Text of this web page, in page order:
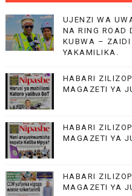
UJENZI WA
NA RING ROAD
KUBWA –
YAKAMILIKA.
HABARI
MAGAZETI YA
HABARI
MAGAZETI YA
HABARI
MAGAZETI YA